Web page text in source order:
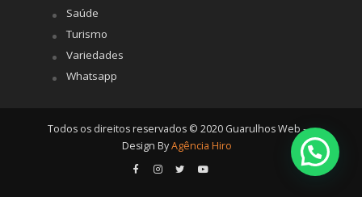
Saúde
Turismo
Variedades
Whatsapp
Todos os direitos reservados © 2020 Guarulhos Web -
Design ByAgência Hiro
Posso ajudar?